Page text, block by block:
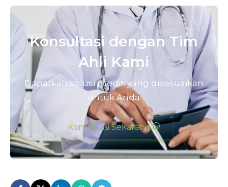
Konsultasi dengan Tim
Ahli Kami
Dapatkan solusi medis yang disesuaikan
untuk Anda
Konsultasi Sekarang